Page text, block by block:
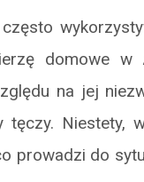
domowe w
na jej
tęczy. Niestety,
prowadzi do